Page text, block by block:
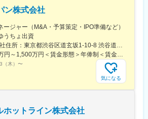
の定める業務
と同じレベルの業界知識とマーケット感をアッ
境です。
め、拠点（東京・大阪）の近くにお住まいで
ただけます。
帯も自由なので、例えばお子様がおられる方の
院やご都合に合わせて業務時間を調整できま
ほか、九州、中部、東北、海外在住の方もいま
ン株式会社
ージャー（M&A・予算策定・IPO準備など）
うちょ出資
＜勤務地詳細＞本社住所：東京都渋谷区道玄坂1-10-8 渋谷道玄坂東急ビル6F受動喫煙対策：屋内全面禁煙変更の範囲：会社の定める事業所
＜予定年収＞800万円～1,500万円＜賃金形態＞年俸制＜賃金内訳＞年額（基本給）：8,000,000円～15,000,000円＜月額＞666,666円～1,250,000円（12分割）＜昇給有無＞有＜残業手当＞無賃金はあくまでも目安の金額であり、選考を通じて上下する可能性があります。月給(月額)は固定手当を含めた表記です。
木） 〜
気になる
ホットライン株式会社